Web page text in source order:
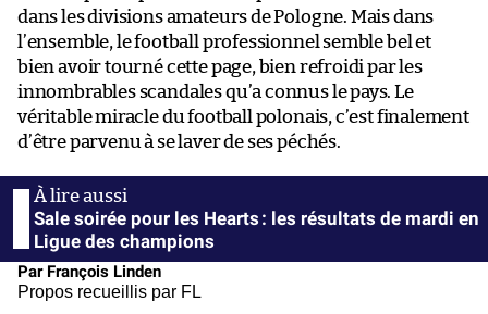
dans les divisions amateurs de Pologne. Mais dans
l’ensemble, le football professionnel semble bel et
bien avoir tourné cette page, bien refroidi par les
innombrables scandales qu’a connus le pays. Le
véritable miracle du football polonais, c’est finalement
d’être parvenu à se laver de ses péchés.
Sale soirée pour les Hearts : les résultats de mardi en
Ligue des champions
Par François Linden
Propos recueillis par FL